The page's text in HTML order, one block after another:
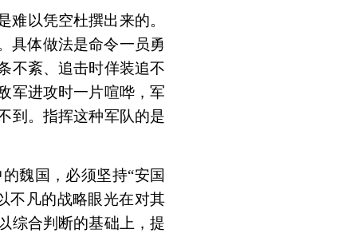
以凭空杜撰出来的。
具体做法是命令一员勇
不紊、追击时佯装追不
军进攻时一片喧哗，军
到。指挥这种军队的是
魏国，必须坚持“安国
不凡的战略眼光在对其
综合判断的基础上，提